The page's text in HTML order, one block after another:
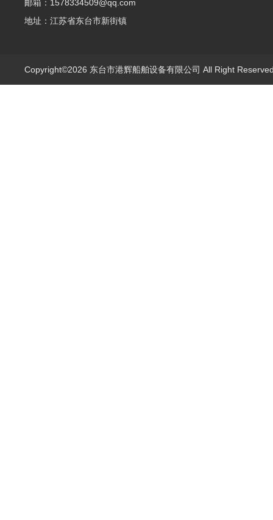
邮箱：1578334509@qq.com
地址：江苏省东台市新街镇
Copyright©2026 东台市港辉船舶设备有限公司 All Right